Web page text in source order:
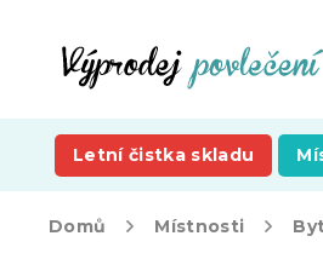
Letní čistka skladu
Domů Místnosti